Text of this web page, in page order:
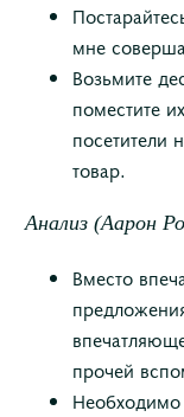
мне
Возьмите
поместите
посетители
товар.
Анализ (Аарон
Вместо
прочей
Необходимо